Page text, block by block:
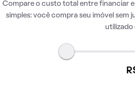
Compare o custo total entre financiar
simples: você compra seu imóvel sem
utilizado